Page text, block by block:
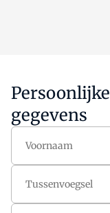
Persoonlijke
gegevens
Voornaam
Tussenvoegsel